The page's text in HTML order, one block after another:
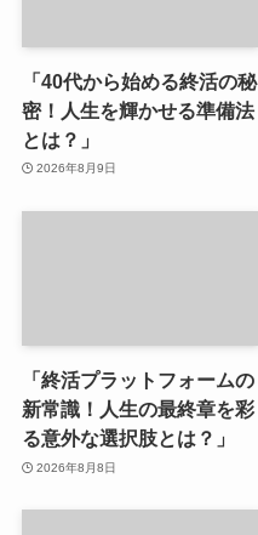
「40代から始める終活の秘
密！人生を輝かせる準備法
とは？」
2026年8月9日
「終活プラットフォームの
新常識！人生の最終章を彩
る意外な選択肢とは？」
2026年8月8日